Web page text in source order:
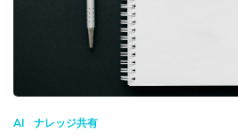
AI ナレッジ共有